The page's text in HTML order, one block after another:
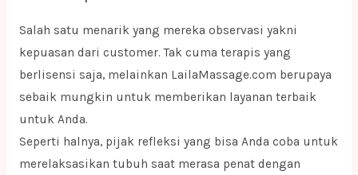
Salah satu menarik yang mereka observasi yakni
kepuasan dari customer. Tak cuma terapis yang
berlisensi saja, melainkan LailaMassage.com berupaya
sebaik mungkin untuk memberikan layanan terbaik
untuk Anda.
Seperti halnya, pijak refleksi yang bisa Anda coba untuk
merelaksasikan tubuh saat merasa penat dengan